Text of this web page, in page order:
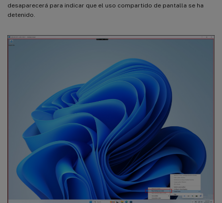
desaparecerá para indicar que el uso compartido de pantalla se ha
detenido.